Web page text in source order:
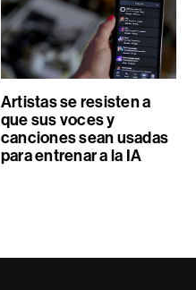
Artistas se resisten a
que sus voces y
canciones sean usadas
para entrenar a la IA